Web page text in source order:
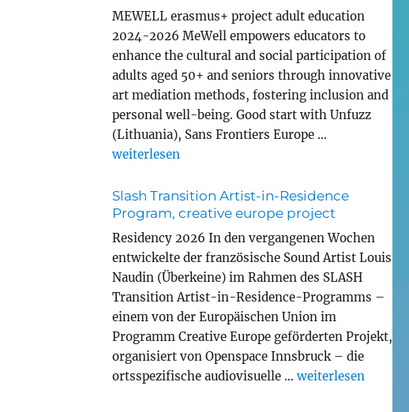
MEWELL erasmus+ project adult education
2024-2026 MeWell empowers educators to
enhance the cultural and social participation of
adults aged 50+ and seniors through innovative
art mediation methods, fostering inclusion and
personal well-being. Good start with Unfuzz
(Lithuania), Sans Frontiers Europe …
„MEWELL erasmus+ project adult education“
weiterlesen
Slash Transition Artist-in-Residence
Program, creative europe project
Residency 2026 In den vergangenen Wochen
entwickelte der französische Sound Artist Louis
Naudin (Überkeine) im Rahmen des SLASH
Transition Artist-in-Residence-Programms –
einem von der Europäischen Union im
Programm Creative Europe geförderten Projekt,
organisiert von Openspace Innsbruck – die
ortsspezifische audiovisuelle …„Slash Transition
weiterlesen